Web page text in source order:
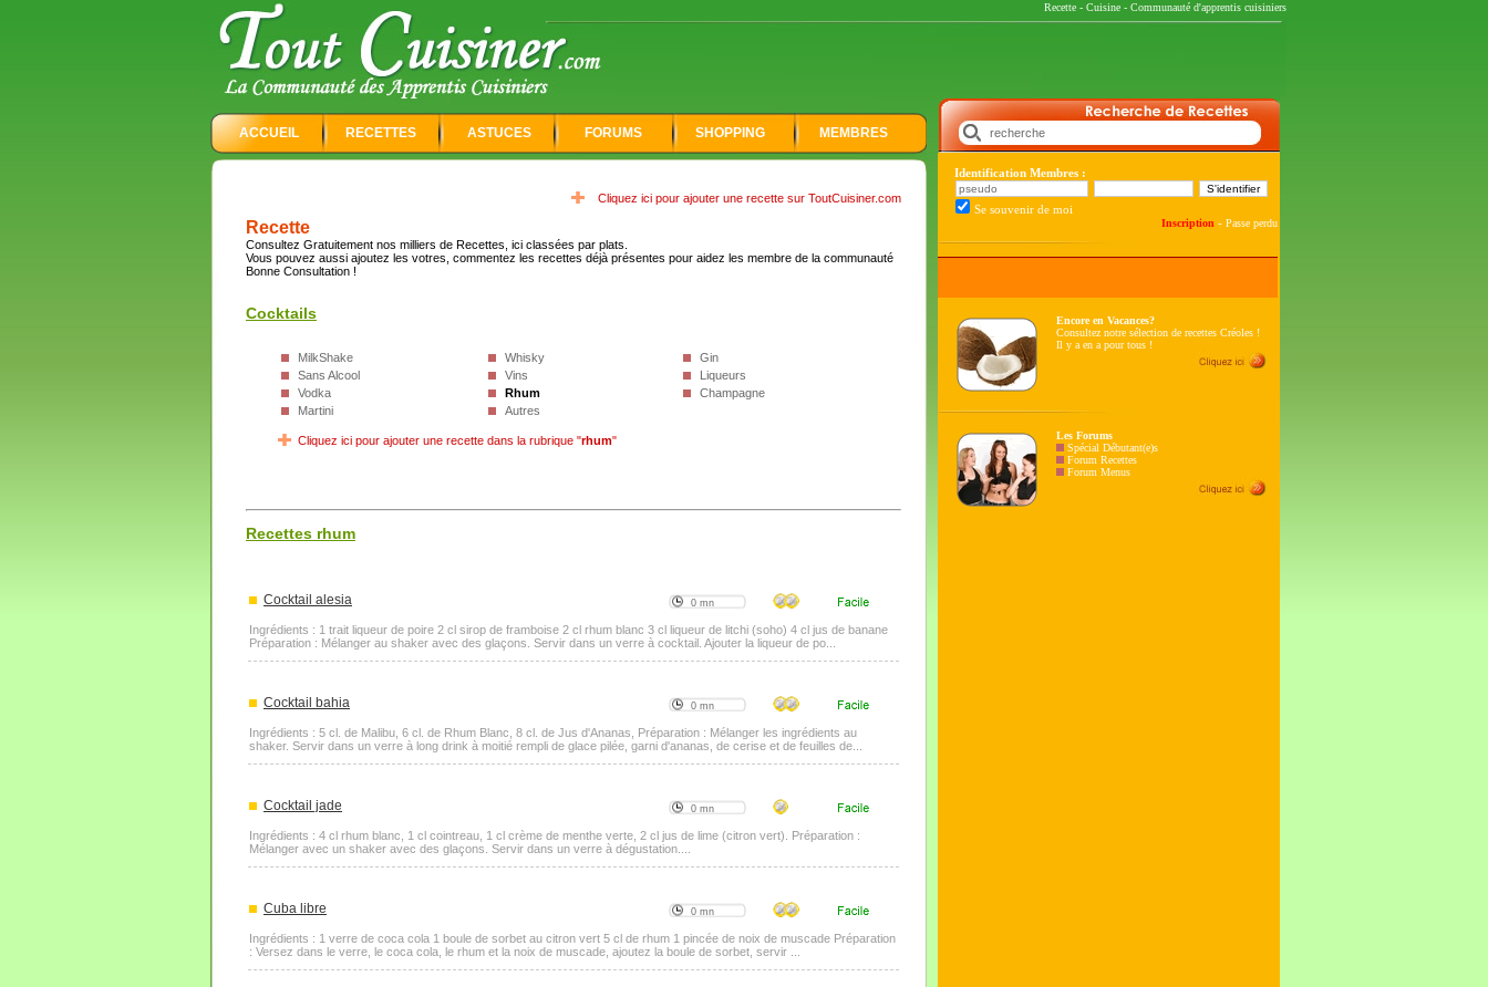
Recette - Cuisine - Communauté d'apprentis cuisiniers
ACCUEIL RECETTES ASTUCES FORUMS SHOPPING MEMBRES
Identification Membres :
Se souvenir de moi
Inscription - Passe perdu
Encore en Vacances?
Consultez notre sélection de recettes Créoles !
Il y a en a pour tous !
Les Forums
Spécial Débutant(e)s
Forum Recettes
Forum Menus
Cliquez ici pour ajouter une recette sur ToutCuisiner.com
Recette
Consultez Gratuitement nos milliers de Recettes, ici classées par plats.
Vous pouvez aussi ajoutez les votres, commentez les recettes déjà présentes pour aidez les membre de la communauté
Bonne Consultation !
Cocktails
MilkShake Whisky
Gin
Sans Alcool
Vins
Liqueurs
Vodka
Rhum
Champagne
Martini
Autres
Cliquez ici pour ajouter une recette dans la rubrique "rhum"
Recettes rhum
Cocktail alesia 0 mn
Ingrédients : 1 trait liqueur de poire 2 cl sirop de framboise 2 cl rhum blanc 3 cl liqueur de litchi (soho) 4 cl jus de banane
Préparation : Mélanger au shaker avec des glaçons. Servir dans un verre à cocktail. Ajouter la liqueur de po...
Cocktail bahia 0 mn
Ingrédients : 5 cl. de Malibu, 6 cl. de Rhum Blanc, 8 cl. de Jus d'Ananas, Préparation : Mélanger les ingrédients au
shaker. Servir dans un verre à long drink à moitié rempli de glace pilée, garni d'ananas, de cerise et de feuilles de...
Cocktail jade 0 mn
Ingrédients : 4 cl rhum blanc, 1 cl cointreau, 1 cl crème de menthe verte, 2 cl jus de lime (citron vert). Préparation :
Mélanger avec un shaker avec des glaçons. Servir dans un verre à dégustation....
Cuba libre 0 mn
Ingrédients : 1 verre de coca cola 1 boule de sorbet au citron vert 5 cl de rhum 1 pincée de noix de muscade Préparation
: Versez dans le verre, le coca cola, le rhum et la noix de muscade, ajoutez la boule de sorbet, servir ...